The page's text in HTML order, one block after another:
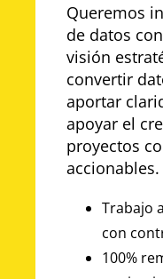
Queremos
de datos
visión
convertir
aportar
apoyar el
proyectos
accionables.
Trabajo
con
100%